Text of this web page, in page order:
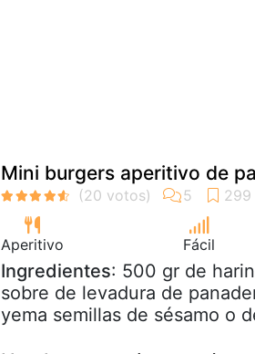
Mini burgers aperitivo de
Aperitivo Fácil
Ingredientes: 500 gr de
sobre de levadura de
yema semillas de sésamo o